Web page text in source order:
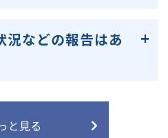
況などの報告はあ
と見る